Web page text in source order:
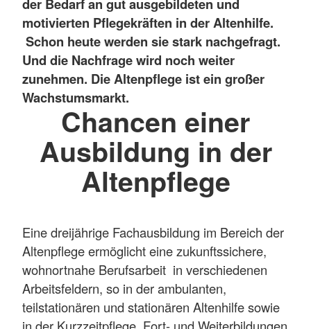
der Bedarf an gut ausgebildeten und
motivierten Pflegekräften in der Altenhilfe.
Schon heute werden sie stark nachgefragt.
Und die Nachfrage wird noch weiter
zunehmen. Die Altenpflege ist ein großer
Wachstumsmarkt.
Chancen einer
Ausbildung in der
Altenpflege
Eine dreijährige Fachausbildung im Bereich der
Altenpflege ermöglicht eine zukunftssichere,
wohnortnahe Berufsarbeit in verschiedenen
Arbeitsfeldern, so in der ambulanten,
teilstationären und stationären Altenhilfe sowie